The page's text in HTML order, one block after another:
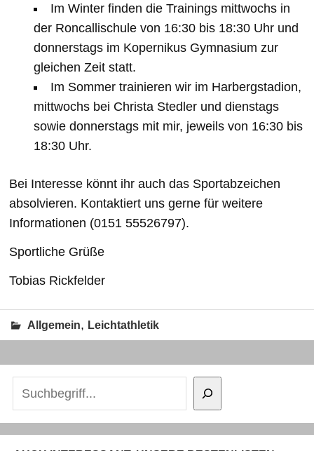
Im Winter finden die Trainings mittwochs in
der Roncallischule von 16:30 bis 18:30 Uhr und
donnerstags im Kopernikus Gymnasium zur
gleichen Zeit statt.
Im Sommer trainieren wir im Harbergstadion,
mittwochs bei Christa Stedler und dienstags
sowie donnerstags mit mir, jeweils von 16:30 bis
18:30 Uhr.
Bei Interesse könnt ihr auch das Sportabzeichen
absolvieren. Kontaktiert uns gerne für weitere
Informationen (0151 55526797).
Sportliche Grüße
Tobias Rickfelder
Allgemein, Leichtathletik
Suchen